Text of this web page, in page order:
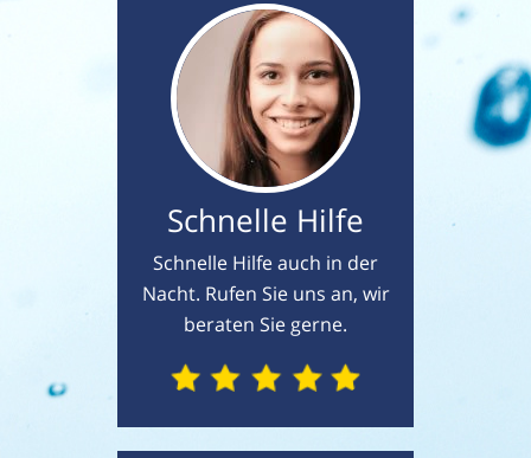
Schnelle Hilfe
Schnelle Hilfe auch in der
Nacht. Rufen Sie uns an, wir
beraten Sie gerne.